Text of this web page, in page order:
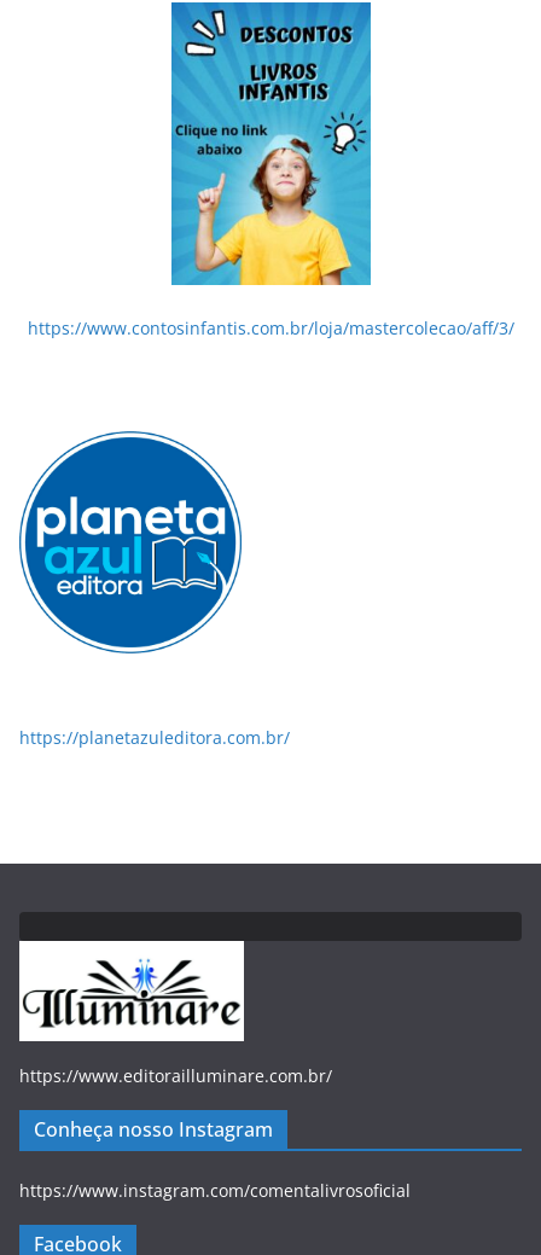
https://www.contosinfantis.com.br/loja/mastercolecao/aff/3/
https://planetazuleditora.com.br/
https://www.editorailluminare.com.br/
Conheça nosso Instagram
https://www.instagram.com/comentalivrosoficial
Facebook